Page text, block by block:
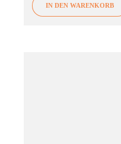
IN DEN WARENKORB